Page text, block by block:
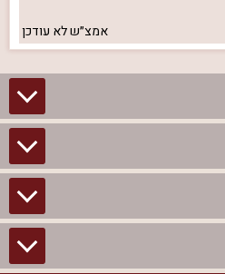
אמצ״שלא עודכן